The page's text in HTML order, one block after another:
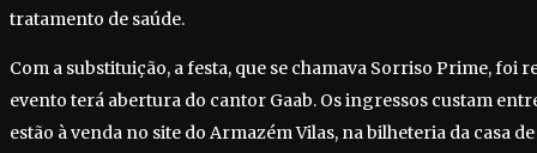
tratamento de saúde.
Com a substituição, a festa, que se chamava Sorriso Prime, foi
evento terá abertura do cantor Gaab. Os ingressos custam
estão à venda no site do Armazém Vilas, na bilheteria da casa